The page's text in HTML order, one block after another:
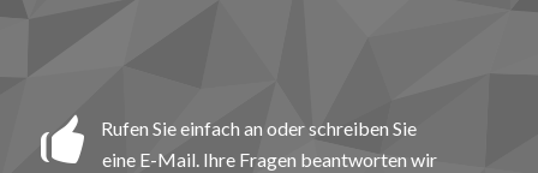
Rufen Sie einfach an oder schreiben Sie
eine E-Mail. Ihre Fragen beantworten wir